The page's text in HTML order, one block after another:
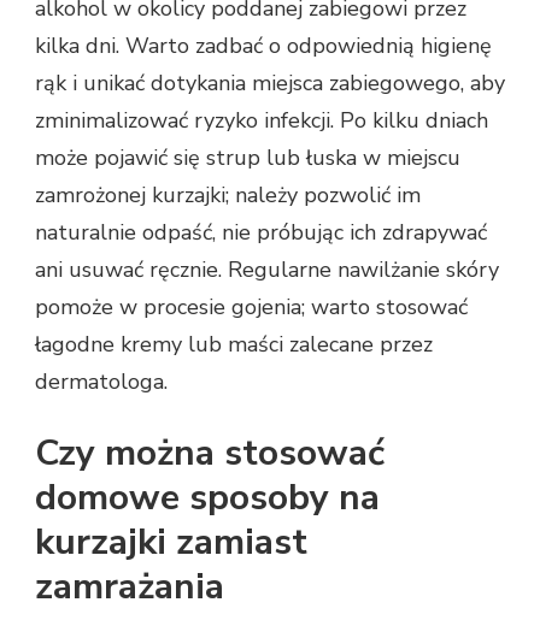
alkohol w okolicy poddanej zabiegowi przez
kilka dni. Warto zadbać o odpowiednią higienę
rąk i unikać dotykania miejsca zabiegowego, aby
zminimalizować ryzyko infekcji. Po kilku dniach
może pojawić się strup lub łuska w miejscu
zamrożonej kurzajki; należy pozwolić im
naturalnie odpaść, nie próbując ich zdrapywać
ani usuwać ręcznie. Regularne nawilżanie skóry
pomoże w procesie gojenia; warto stosować
łagodne kremy lub maści zalecane przez
dermatologa.
Czy można stosować
domowe sposoby na
kurzajki zamiast
zamrażania